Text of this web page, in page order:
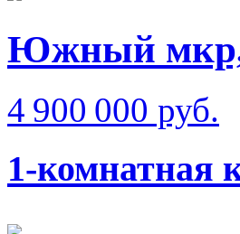
Южный мкр,
4 900 000 руб.
1-комнатная